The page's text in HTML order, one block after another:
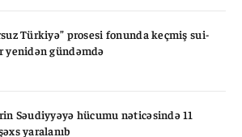
Türkiyə” prosesi fonunda keçmiş sui-
yenidən gündəmdə
Səudiyyəyə hücumu nəticəsində 11
yaralanıb